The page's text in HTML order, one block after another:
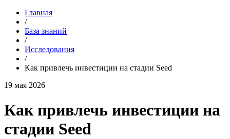
Главная
/
База знаний
/
Исследования
/
Как привлечь инвестиции на стадии Seed
19 мая 2026
Как привлечь инвестиции на
стадии Seed